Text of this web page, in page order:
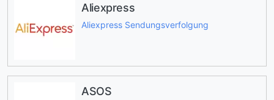
Aliexpress
Aliexpress Sendungsverfolgung
ASOS